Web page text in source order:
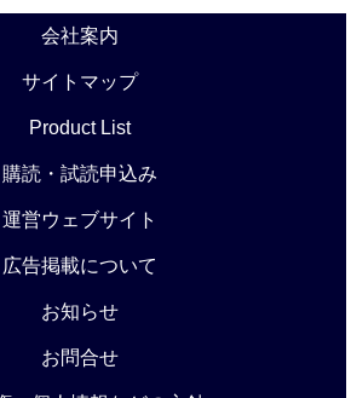
会社案内
サイトマップ
Product List
購読・試読申込み
運営ウェブサイト
広告掲載について
お知らせ
お問合せ